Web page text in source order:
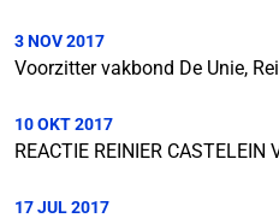
3 NOV 2017
Voorzitter vakbond De Unie,
10 OKT 2017
REACTIE REINIER CASTELEIN
17 JUL 2017